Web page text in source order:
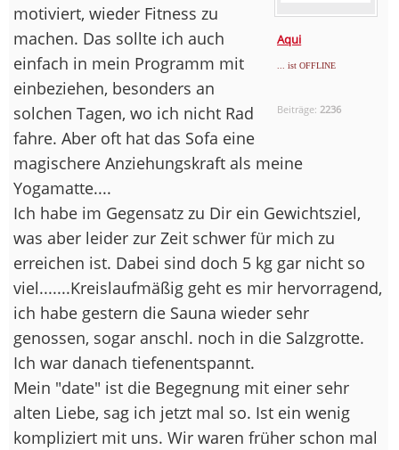
Aqui
... ist OFFLINE
Beiträge: 2236
motiviert, wieder Fitness zu
machen. Das sollte ich auch
einfach in mein Programm mit
einbeziehen, besonders an
solchen Tagen, wo ich nicht Rad
fahre. Aber oft hat das Sofa eine
magischere Anziehungskraft als meine
Yogamatte....
Ich habe im Gegensatz zu Dir ein Gewichtsziel,
was aber leider zur Zeit schwer für mich zu
erreichen ist. Dabei sind doch 5 kg gar nicht so
viel.......Kreislaufmäßig geht es mir hervorragend,
ich habe gestern die Sauna wieder sehr
genossen, sogar anschl. noch in die Salzgrotte.
Ich war danach tiefenentspannt.
Mein "date" ist die Begegnung mit einer sehr
alten Liebe, sag ich jetzt mal so. Ist ein wenig
kompliziert mit uns. Wir waren früher schon mal